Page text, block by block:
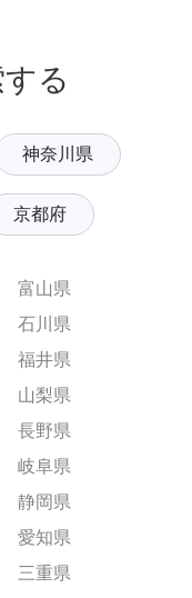
る
神奈川県
京都府
富山県
石川県
福井県
山梨県
長野県
岐阜県
静岡県
愛知県
三重県